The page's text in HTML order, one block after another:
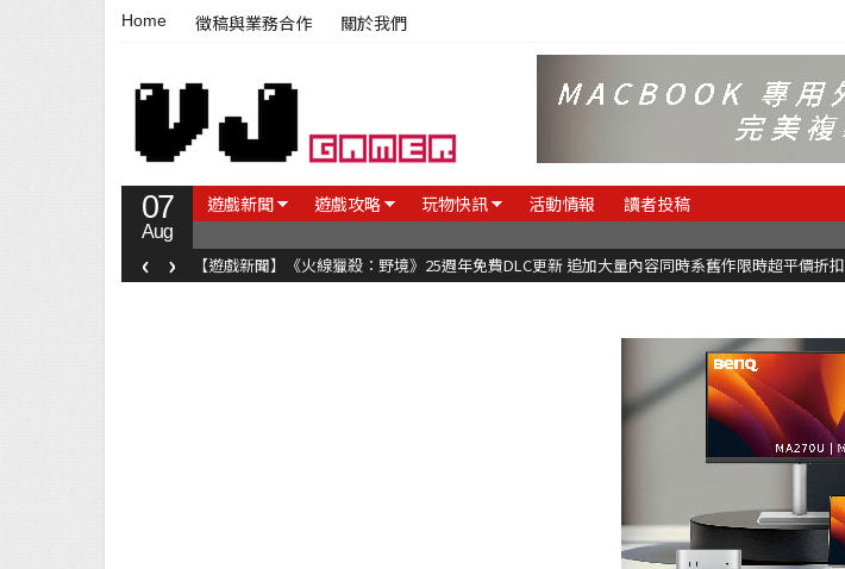
Home 徵稿與業務合作 關於我們
07
Aug
遊戲新聞 遊戲攻略 玩物快訊 活動情報 讀者投稿
【遊戲新聞】《火線獵殺：野境》25週年免費DLC更新 追加大量內容同時系舊作限時超平價折扣
‹ ›